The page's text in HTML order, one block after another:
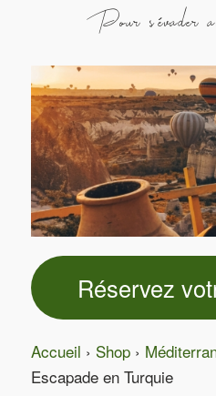
Pour s’évader
Réservez
Accueil › Shop ›
Escapade en Turquie